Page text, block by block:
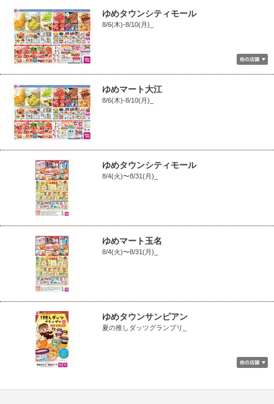
ゆめタウンシティモール
8/6(木)-8/10(月)_
ゆめマート大江
8/6(木)-8/10(月)_
ゆめタウンシティモール
8/4(火)〜8/31(月)_
ゆめマート玉名
8/4(火)〜8/31(月)_
ゆめタウンサンピアン
夏の推しダッツグランプリ_